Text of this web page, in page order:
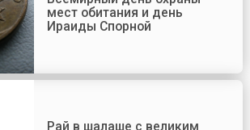
мест обитания и день
Ираиды Спорной
Рай в шалаше с великим